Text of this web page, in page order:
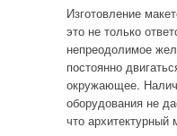
Изготовление
это не только
непреодолимое
постоянно
окружающее.
оборудования не
что архитектурный